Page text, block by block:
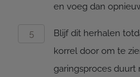
en voeg dan
Blijf dit herhalen
korrel door om te
garingsproces duurt